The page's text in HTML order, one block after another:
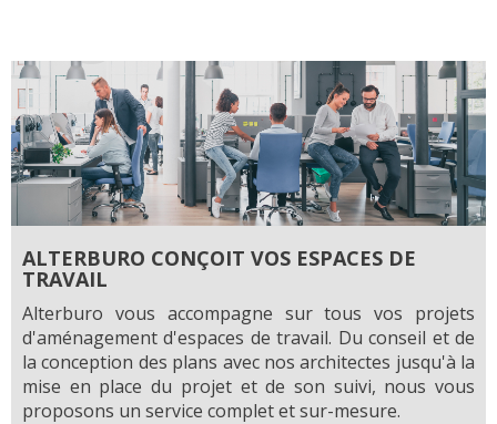
ALTERBURO CONÇOIT VOS ESPACES DE
TRAVAIL
Alterburo vous accompagne sur tous vos projets
d'aménagement d'espaces de travail. Du conseil et de
la conception des plans avec nos architectes jusqu'à la
mise en place du projet et de son suivi, nous vous
proposons un service complet et sur-mesure.